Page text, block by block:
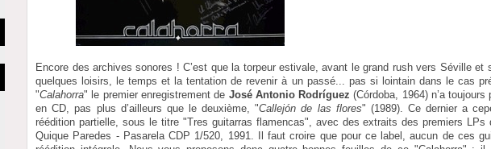
Encore des archives sonores ! C’est que la torpeur estivale, avant le grand rush vers Séville et
quelques loisirs, le temps et la tentation de revenir à un passé... pas si lointain dans le cas
"Calahorra" le premier enregistrement de José Antonio Rodríguez (Córdoba, 1964) n’a
en CD, pas plus d’ailleurs que le deuxième, "Callejón de las flores" (1989). Ce dernier a
réédition partielle, sous le titre "Tres guitarras flamencas", avec des extraits des premiers LPs
Quique Paredes - Pasarela CDP 1/520, 1991. Il faut croire que pour ce label, aucun de ces